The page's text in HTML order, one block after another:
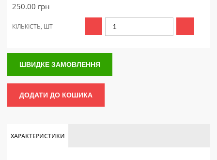
250.00 грн
КІЛЬКІСТЬ, ШТ
ШВИДКЕ ЗАМОВЛЕННЯ
ДОДАТИ ДО КОШИКА
ХАРАКТЕРИСТИКИ